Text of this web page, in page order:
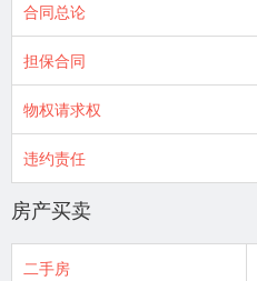
合同总论
担保合同
物权请求权
违约责任
房产买卖
二手房